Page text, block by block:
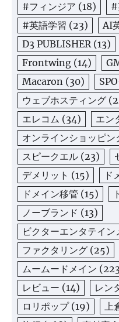
#フィンジア (18) #
#英語学習 (23) AI
D3 PUBLISHER(13)
Frontwing (14)
Macaron (30)
ウェブホスティング
エレコム (34) エン
オンラインショッピン
スピークエル (23)
デメリット (15) ド
ドメイン移管 (15)
ノーブランド (13)
ビクターエンタテイン
ファクタリング (25)
ムームードメイン
レビュー (14) レン
ロリポップ(19) 上